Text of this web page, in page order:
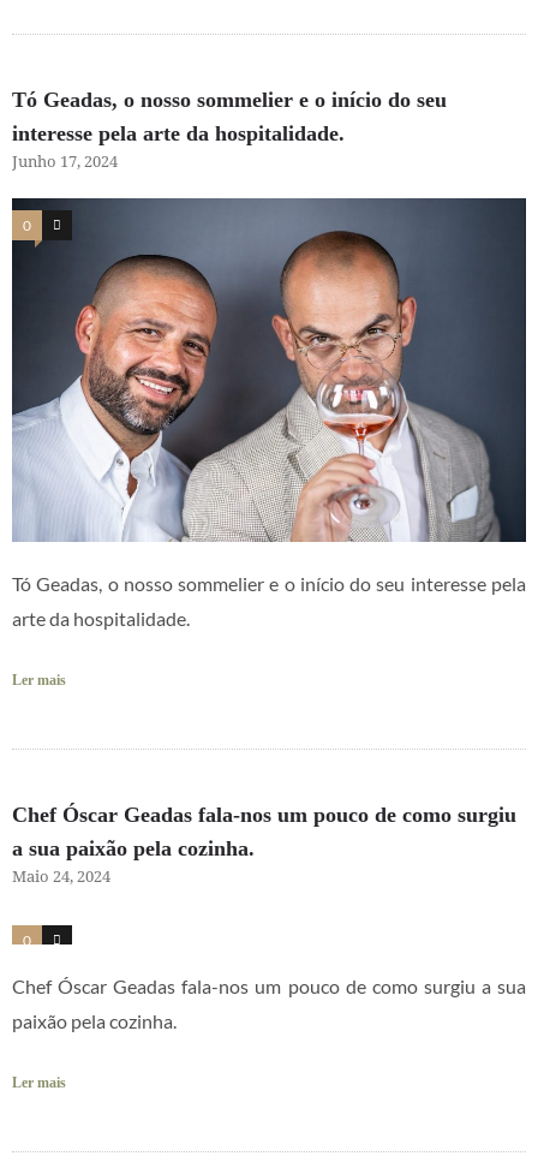
Tó Geadas, o nosso sommelier e o início do seu
interesse pela arte da hospitalidade.
Junho 17, 2024
0 2
Tó Geadas, o nosso sommelier e o início do seu interesse pela
arte da hospitalidade.
Ler mais
Chef Óscar Geadas fala-nos um pouco de como surgiu
a sua paixão pela cozinha.
Maio 24, 2024
0 2
Chef Óscar Geadas fala-nos um pouco de como surgiu a sua
paixão pela cozinha.
Ler mais